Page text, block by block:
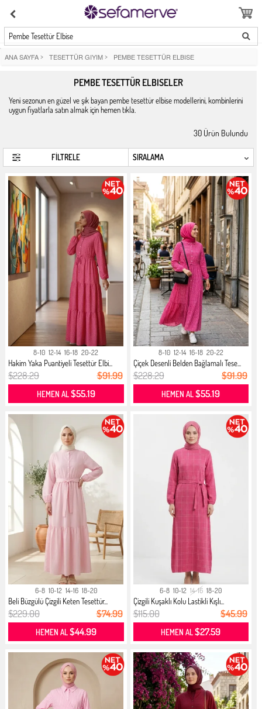
Pembe Tesettür Elbise
ANA SAYFA > TESETTÜR GIYIM > PEMBE TESETTÜR ELBISE
PEMBE TESETTÜR ELBISELER
Yeni sezonun en güzel ve şık bayan pembe tesettür elbise modellerini, kombinlerini
uygun fiyatlarla satın almak için hemen tıkla.
30 Ürün Bulundu
FİLTRELE
8-10 12-14 16-18 20-22
Hakim Yaka Puantiyeli Tesettür Elbi...
$228.29 $91.99
HEMEN AL$55.19
8-10 12-14 16-18 20-22
Çiçek Desenli Belden Bağlamalı Tese...
$228.29 $91.99
HEMEN AL$55.19
6-8 10-12 14-16 18-20
Beli Büzgülü Çizgili Keten Tesettür...
$229.00 $74.99
HEMEN AL$44.99
6-8 10-12 14-16 18-20
Çizgili Kuşaklı Kolu Lastikli Kışlı...
$115.00 $45.99
HEMEN AL$27.59